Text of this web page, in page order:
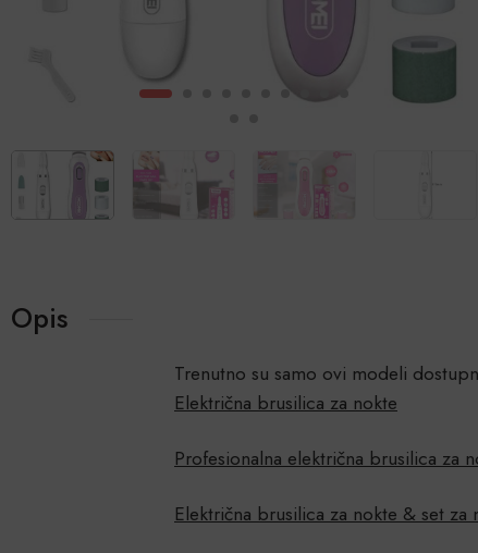
Opis
Trenutno su samo ovi modeli
Električna brusilica za nokte
Profesionalna električna brusilica za
Električna brusilica za nokte & set